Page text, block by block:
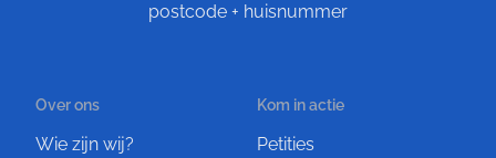
postcode + huisnummer
Over ons
Wie zijn wij?
Kom in actie
Petities